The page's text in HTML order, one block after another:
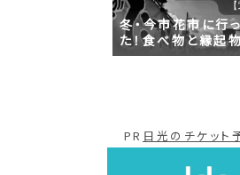
冬・今市花市に行
た！食べ物と縁起
がずらり！
PR 日光のチケッ